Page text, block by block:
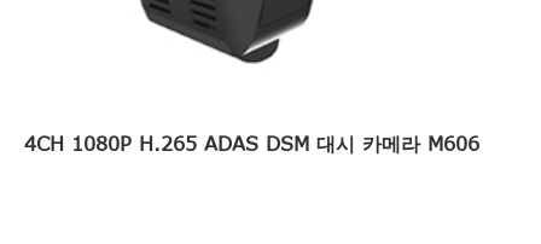
4CH 1080P H.265 ADAS DSM 대시 카메라 M606